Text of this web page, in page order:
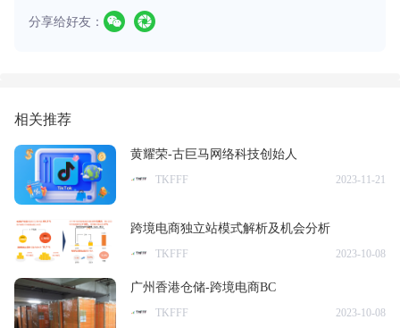
分享给好友：
相关推荐
黄耀荣-古巨马网络科技创始人
TKFFF 2023-11-21
​跨境电商独立站模式解析及机会分析
TKFFF 2023-10-08
广州香港仓储-跨境电商BC
TKFFF 2023-10-08